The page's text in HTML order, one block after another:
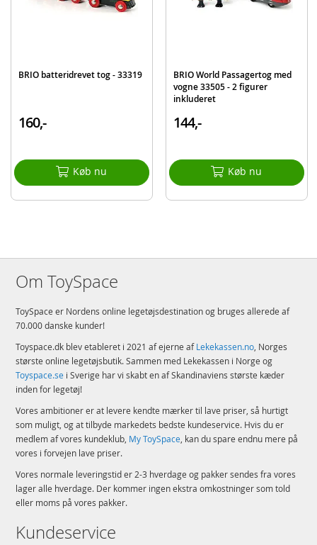
BRIO batteridrevet tog - 33319
160,-
Køb nu
BRIO World Passagertog med
vogne 33505 - 2 figurer
inkluderet
144,-
Køb nu
Om ToySpace
ToySpace er Nordens online legetøjsdestination og bruges allerede af
70.000 danske kunder!
Toyspace.dk blev etableret i 2021 af ejerne afLekekassen.no, Norges
største online legetøjsbutik. Sammen med Lekekassen i Norge og
Toyspace.se i Sverige har vi skabt en af Skandinaviens største kæder
inden for legetøj!
Vores ambitioner er at levere kendte mærker til lave priser, så hurtigt
som muligt, og at tilbyde markedets bedste kundeservice. Hvis du er
medlem af vores kundeklub, My ToySpace, kan du spare endnu mere på
vores i forvejen lave priser.
Vores normale leveringstid er 2-3 hverdage og pakker sendes fra vores
lager alle hverdage. Der kommer ingen ekstra omkostninger som told
eller moms på vores pakker.
Kundeservice